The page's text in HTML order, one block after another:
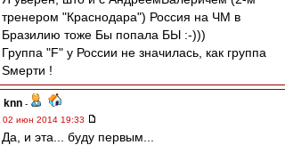
тренером "Краснодара") Россия на ЧМ в
Бразилию тоже Бы попала БЫ :-)))
Группа "F" у России не значилась, как группа
Sмерти !
knn -
02 июн 2014 19:33
Да, и эта... буду первым...